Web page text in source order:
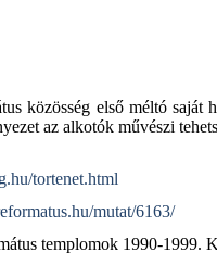
közösség első méltó
az alkotók művészi
tortenet.html
mutat/6163/
templomok 1990-1999.